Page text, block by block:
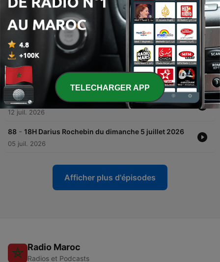
92 - 18H Week-end du dimanche 2 août 2026
18H Quentin Bérichel du dimanche 26 juillet 2026
26 juil. 2026
90 - 18H Week-end du dimanche 19 juillet 2026
19 juil. 2026
89 - 18H Darius Rochebin du dimanche 12 juillet 2026
12 juil. 2026
88 - 18H Darius Rochebin du dimanche 5 juillet 2026
05 juil. 2026
Afficher plus d'épisodes
Radio Maroc
Radios et Podcasts
TELECHARGER APP